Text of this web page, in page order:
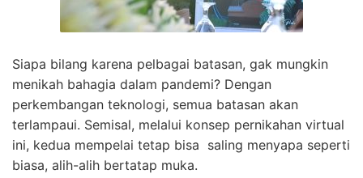
Siapa bilang karena pelbagai batasan, gak mungkin
menikah bahagia dalam pandemi? Dengan
perkembangan teknologi, semua batasan akan
terlampaui. Semisal, melalui konsep pernikahan virtual
ini, kedua mempelai tetap bisa saling menyapa seperti
biasa, alih-alih bertatap muka.